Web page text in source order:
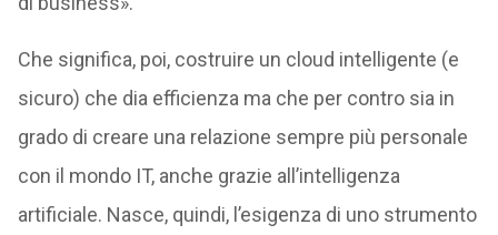
Che significa, poi, costruire un cloud intelligente (e
sicuro) che dia efficienza ma che per contro sia in
grado di creare una relazione sempre più personale
con il mondo IT, anche grazie all’intelligenza
artificiale. Nasce, quindi, l’esigenza di uno strumento